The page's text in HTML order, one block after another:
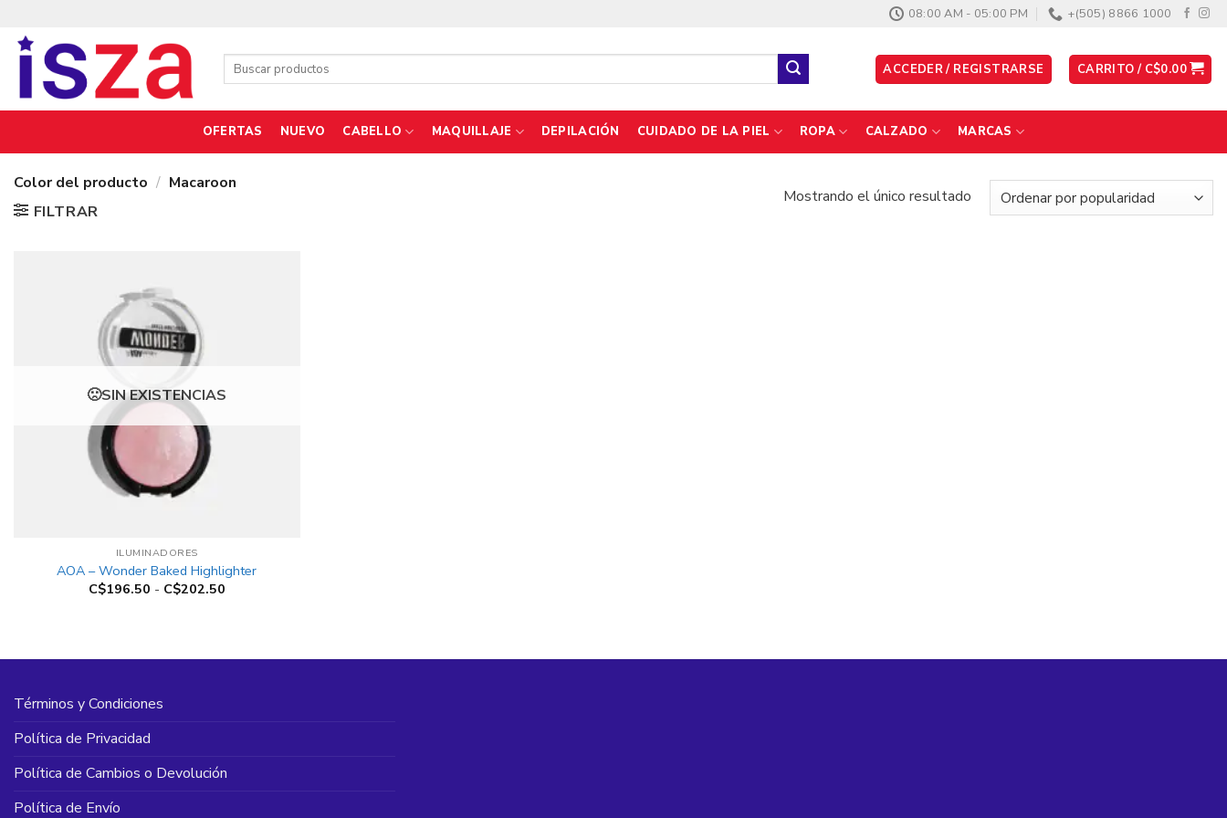
contenido
08:00 AM - 05:00 PM +(505) 8866 1000
Buscar
ACCEDER / REGISTRARSE CARRITO / C$0.00
OFERTAS NUEVO CABELLO MAQUILLAJE DEPILACIÓN CUIDADO DE LA PIEL ROPA CALZADO MARCAS
Color del producto / Macaroon
FILTRAR
Mostrando el único resultado
SIN EXISTENCIAS
ILUMINADORES
AOA – Wonder Baked Highlighter
C$196.50 - C$202.50Rango
C$202.50
Términos y Condiciones
Política de Privacidad
Política de Cambios o Devolución
Política de Envío